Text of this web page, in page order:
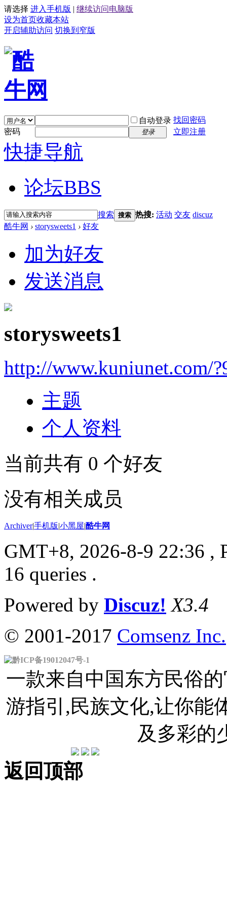
请选择 进入手机版 | 继续访问电脑版
设为首页收藏本站
开启辅助访问 切换到窄版
自动登录 找回密码
密码
登录 立即注册
快捷导航
论坛BBS
搜索 搜索 热搜: 活动 交友 discuz
酷牛网 › storysweets1 › 好友
加为好友
发送消息
storysweets1
http://www.kuniunet.com/
主题
个人资料
当前共有 0 个好友
没有相关成员
Archiver|手机版|小黑屋|酷牛网
GMT+8, 2026-8-9 22:36 ,
16 queries .
Powered by Discuz! X3.4
© 2001-2017 Comsenz Inc.
黔ICP备19012047号-1
一款来自中国东方民俗
游指引,民族文化,让你能
及多彩的
返回顶部